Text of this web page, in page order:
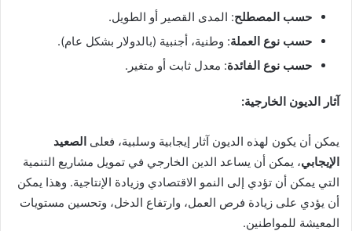
حسب المصطلح: المدى القصير أو الطويل.
حسب نوع العملة: وطنية، أجنبية (بالدولار بشكل عام).
حسب نوع الفائدة: معدل ثابت أو متغير.
آثار الديون الخارجية:
يمكن أن يكون لهذه الديون آثار إيجابية وسلبية، فعلى الصعيد
الإيجابي، يمكن أن يساعد الدين الخارجي في تمويل مشاريع التنمية
التي يمكن أن تؤدي إلى النمو الاقتصادي وزيادة الإنتاجية. وهذا يمكن
أن يؤدي على زيادة فرص العمل، وارتفاع الدخل، وتحسين مستويات
المعيشة للمواطنين.